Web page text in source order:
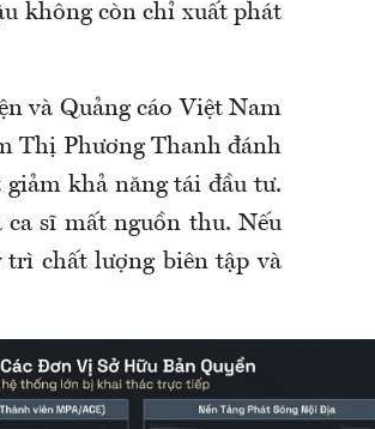
không còn chỉ xuất phát
và Quảng cáo Việt Nam
Thị Phương Thanh đánh
khả năng tái đầu tư.
sĩ mất nguồn thu. Nếu
trì chất lượng biên tập và